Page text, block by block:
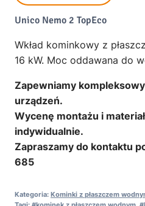
Unico Nemo 2 TopEco
Wkład kominkowy z
16 kW. Moc oddawana do
Zapewniamy
urządzeń.
Wycenę montażu i
indywidualnie.
Zapraszamy do kontaktu
685
Kategoria: Kominki z płaszczem